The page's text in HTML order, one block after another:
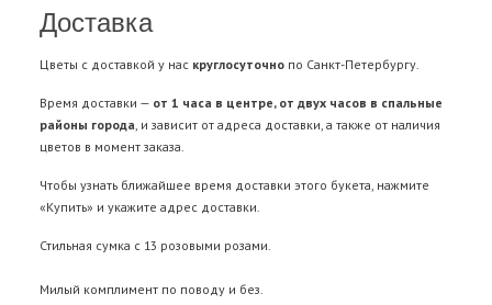
Доставка
Цветы с доставкой у нас круглосуточно по Санкт-Петербургу.
Время доставки — от 1 часа в центре, от двух часов в спальные
районы города, и зависит от адреса доставки, а также от наличия
цветов в момент заказа.
Чтобы узнать ближайшее время доставки этого букета, нажмите
«Купить» и укажите адрес доставки.
Стильная сумка с 13 розовыми розами.
Милый комплимент по поводу и без.